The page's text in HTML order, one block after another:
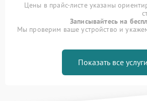
Цены в прайс-листе указаны
Записывайтесь на
Мы проверим ваше устройство и
Показать все услуги